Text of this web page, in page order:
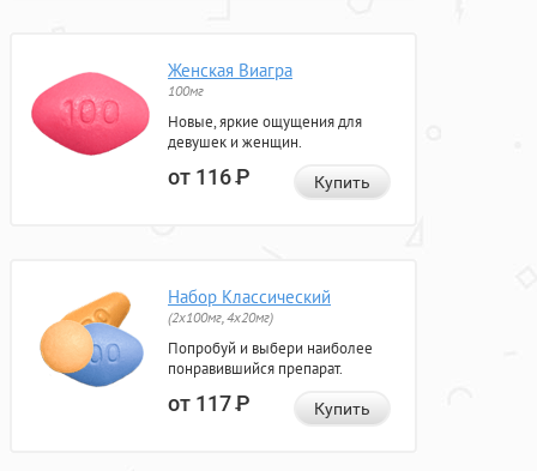
Женская Виагра
100мг
Новые, яркие ощущения для
девушек и женщин.
от 116Р Купить
Набор Классический
(2x100мг, 4x20мг)
Попробуй и выбери наиболее
понравившийся препарат.
от 117Р Купить